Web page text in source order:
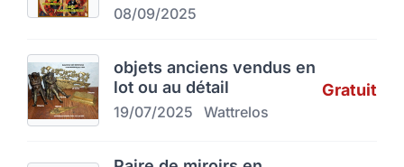
08/09/2025
objets anciens vendus en
lot ou au détail
19/07/2025 Wattrelos
Gratuit